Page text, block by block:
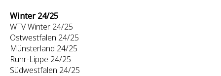
Winter 24/25
WTV Winter 24/25
Ostwestfalen 24/25
Münsterland 24/25
Ruhr-Lippe 24/25
Südwestfalen 24/25